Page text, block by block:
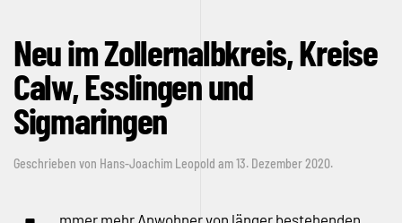
Neu im Zollernalbkreis, Kreise
Calw, Esslingen und
Sigmaringen
Geschrieben von Hans-Joachim Leopold am13. Dezember 2020.